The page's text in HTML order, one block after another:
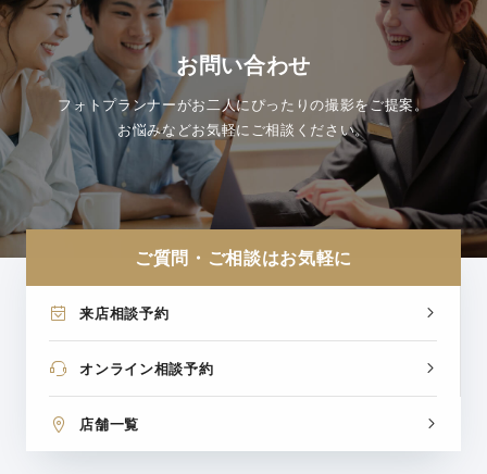
お問い合わせ
フォトプランナーがお二人にぴったりの撮影をご提案。
お悩みなどお気軽にご相談ください。
ご質問・ご相談はお気軽に
来店相談予約
オンライン相談予約
店舗一覧